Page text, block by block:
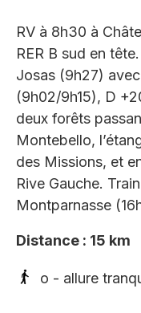
RV à 8h30 à
RER B sud en
Josas (9h27)
(9h02/9h15), D
deux forêts
Montebello,
des Missions, et
Rive Gauche.
Montparnasse
Distance : 15 km
o - allure